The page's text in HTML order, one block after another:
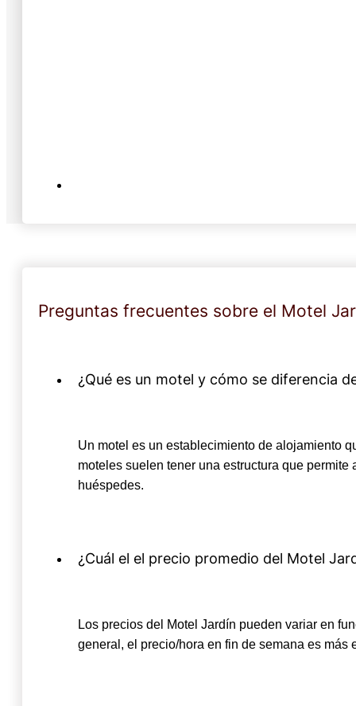
Preguntas frecuentes sobre el Motel
¿Qué es un motel y cómo se diferencia
Un motel es un establecimiento de alojamiento
moteles suelen tener una estructura que
huéspedes.
¿Cuál el el precio promedio del Motel
Los precios del Motel Jardín pueden variar en
general, el precio/hora en fin de semana es más